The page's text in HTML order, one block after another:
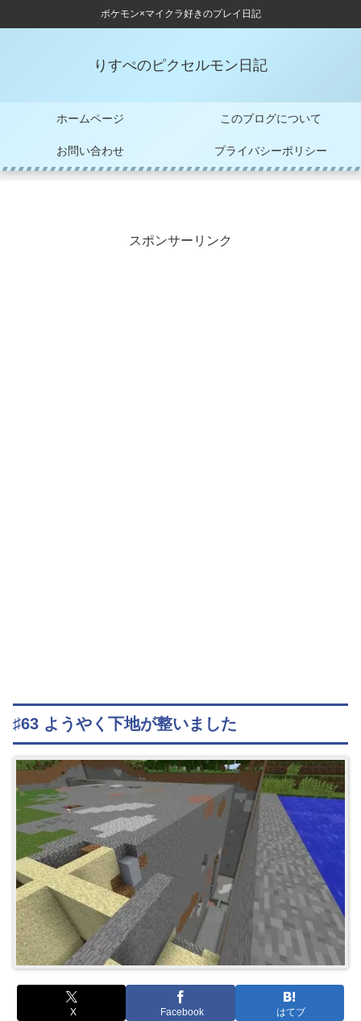
ポケモン×マイクラ好きのプレイ日記
りすぺのピクセルモン日記
ホームページ このブログについて
お問い合わせ プライバシーポリシー
スポンサーリンク
♯63 ようやく下地が整いました
X Facebook はてブ